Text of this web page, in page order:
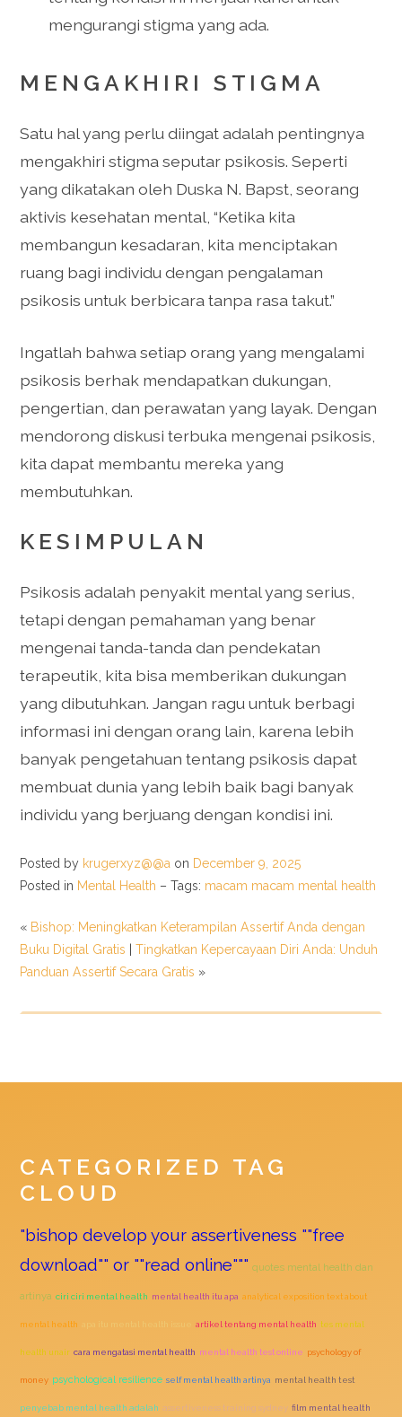
mengurangi stigma yang ada.
MENGAKHIRI STIGMA
Satu hal yang perlu diingat adalah pentingnya
mengakhiri stigma seputar psikosis. Seperti
yang dikatakan oleh Duska N. Bapst, seorang
aktivis kesehatan mental, “Ketika kita
membangun kesadaran, kita menciptakan
ruang bagi individu dengan pengalaman
psikosis untuk berbicara tanpa rasa takut.”
Ingatlah bahwa setiap orang yang mengalami
psikosis berhak mendapatkan dukungan,
pengertian, dan perawatan yang layak. Dengan
mendorong diskusi terbuka mengenai psikosis,
kita dapat membantu mereka yang
membutuhkan.
KESIMPULAN
Psikosis adalah penyakit mental yang serius,
tetapi dengan pemahaman yang benar
mengenai tanda-tanda dan pendekatan
terapeutik, kita bisa memberikan dukungan
yang dibutuhkan. Jangan ragu untuk berbagi
informasi ini dengan orang lain, karena lebih
banyak pengetahuan tentang psikosis dapat
membuat dunia yang lebih baik bagi banyak
individu yang berjuang dengan kondisi ini.
Posted by krugerxyz@@a on December 9, 2025
Posted in Mental Health – Tags: macam macam mental health
« Bishop: Meningkatkan Keterampilan Assertif Anda dengan
Buku Digital Gratis |Tingkatkan Kepercayaan Diri Anda: Unduh
Panduan Assertif Secara Gratis »
CATEGORIZED TAG
CLOUD
"bishop develop your assertiveness ""free
download"" or ""read online""" quotes mental health dan
artinya ciri ciri mental health mental health itu apa analytical exposition text about
mental health apa itu mental health issue artikel tentang mental health tes mental
health unair cara mengatasi mental health mental health test online psychology of
money psychological resilience self mental health artinya mental health test
penyebab mental health adalah assertiveness training sydney film mental health